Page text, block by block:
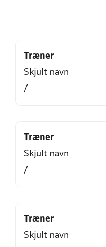
Træner
Skjult navn
/
Træner
Skjult navn
/
Træner
Skjult navn